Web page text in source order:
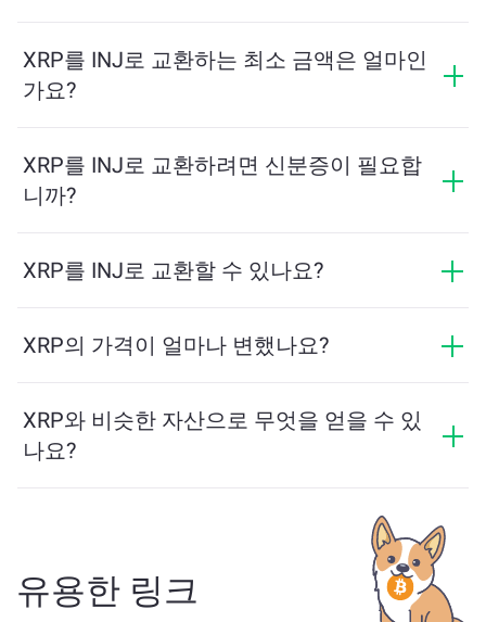
라집니다. ChangeNOW는 숨겨진 수수료 없이 경쟁력 있
는 요금을 제공하며, 최종 금액은 거래를 확인하기 전에
표시됩니다.
XRP를 INJ로 교환하는 최소 금액은 얼마인
가요?
다. 플랫폼은 원활한 거래를 보장하기 위해 필요한 최소
금액을 자동으로 계산합니다. 그러나 대부분의 경우, 최
소 금액은 2달러 상당입니다.
XRP를 INJ로 교환하려면 신분증이 필요합
니까?
프로세스가 빠르고 익명입니다. 그러나 ChangeNOW Pro
세요!
XRP를 INJ로 교환할 수 있나요?
교환할 수 있습니다. 또한 ChangeNOW는 멀티체인 브리
XRP의 가격이 얼마나 변했나요?
다.
XRP와 비슷한 자산으로 무엇을 얻을 수 있
나요?
테이블코인, 유틸리티 토큰, 거버넌스 코인 또는 다른 유
형일 수 있습니다. 일반적인 대안으로는 유사한 사용 사
례나 시장 위치를 가진 다른 암호화폐가 포함됩니다.주
요 거래 페이지에서 교환 가능한 모든 자산을 확인하세
유용한 링크